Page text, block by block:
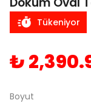
Tükeniyor
₺
Boyut